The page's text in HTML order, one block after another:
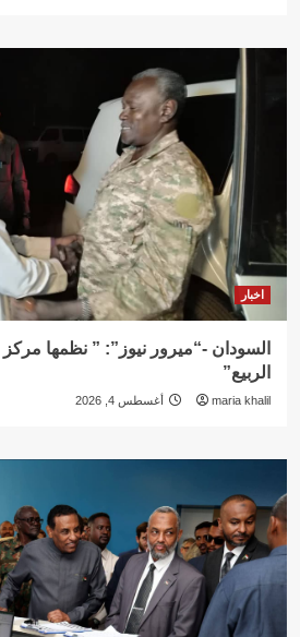
اخبار
السودان -“ميرور نيوز”: ” نظمها
الربيع”
maria khalil أغسطس 4, 2026